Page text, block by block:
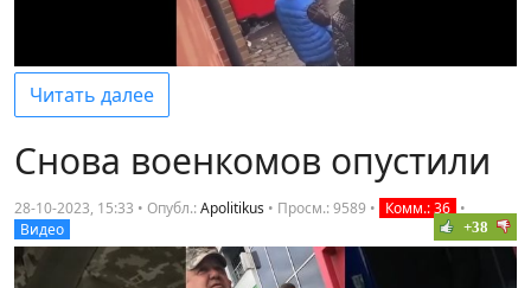
Читать далее
Снова военкомов опустили
28-10-2023, 15:33 • Опубл.:Apolitikus • Просм.: 9589 • Комм.: 36 •
Видео
+38